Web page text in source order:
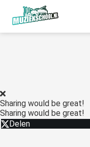
Sharing would be great!
Sharing would be great!
Delen